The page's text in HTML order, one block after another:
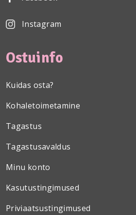
Instagram
Ostuinfo
Kuidas osta?
Kohaletoimetamine
Tagastus
Tagastusavaldus
Minu konto
Kasutustingimused
Priviaatsustingimused